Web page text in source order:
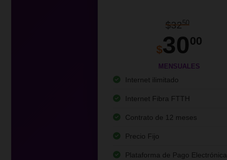
$3250
$3000
MENSUALES
Internet ilimitado
Internet Fibra FTTH
Contrato de 12 meses
Precio Fijo
Plataforma de Pago Electrónica